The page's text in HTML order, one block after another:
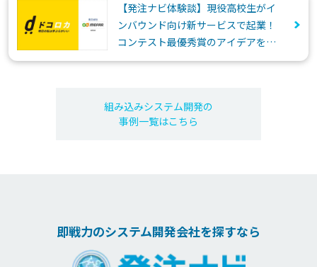
【発注ナビ体験談】現役高校生がイ
ンバウンド向け新サービスで起業！
コンテスト最優秀賞のアイデアを事
業化
組み込みシステム開発の
事例一覧はこちら
即戦力のシステム開発会社を探すなら